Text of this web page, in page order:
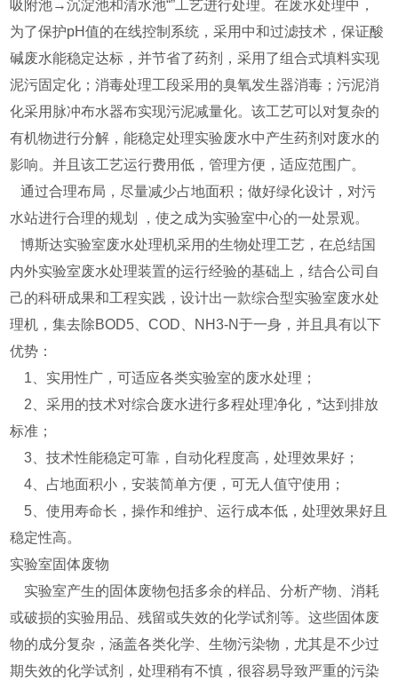
吸附池→沉淀池和清水池“”工艺进行处理。在废水处理中，
为了保护pH值的在线控制系统，采用中和过滤技术，保证酸
碱废水能稳定达标，并节省了药剂，采用了组合式填料实现
泥污固定化；消毒处理工段采用的臭氧发生器消毒；污泥消
化采用脉冲布水器布实现污泥减量化。该工艺可以对复杂的
有机物进行分解，能稳定处理实验废水中产生药剂对废水的
影响。并且该工艺运行费用低，管理方便，适应范围广。
通过合理布局，尽量减少占地面积；做好绿化设计，对污
水站进行合理的规划 ，使之成为实验室中心的一处景观。
博斯达实验室废水处理机采用的生物处理工艺，在总结国
内外实验室废水处理装置的运行经验的基础上，结合公司自
己的科研成果和工程实践，设计出一款综合型实验室废水处
理机，集去除BOD5、COD、NH3-N于一身，并且具有以下
优势：
1、实用性广，可适应各类实验室的废水处理；
2、采用的技术对综合废水进行多程处理净化，*达到排放
标准；
3、技术性能稳定可靠，自动化程度高，处理效果好；
4、占地面积小，安装简单方便，可无人值守使用；
5、使用寿命长，操作和维护、运行成本低，处理效果好且
稳定性高。
实验室固体废物
实验室产生的固体废物包括多余的样品、分析产物、消耗
或破损的实验用品、残留或失效的化学试剂等。这些固体废
物的成分复杂，涵盖各类化学、生物污染物，尤其是不少过
期失效的化学试剂，处理稍有不慎，很容易导致严重的污染